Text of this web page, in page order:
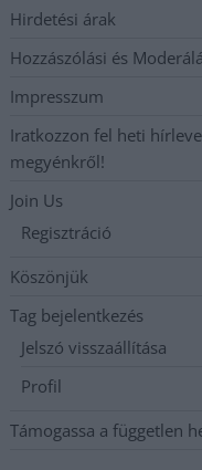
Hirdetési árak
Hozzászólási és
Impresszum
Iratkozzon fel heti
megyénkről!
Join Us
Regisztráció
Köszönjük
Tag bejelentkezés
Jelszó visszaállítása
Profil
Támogassa a független